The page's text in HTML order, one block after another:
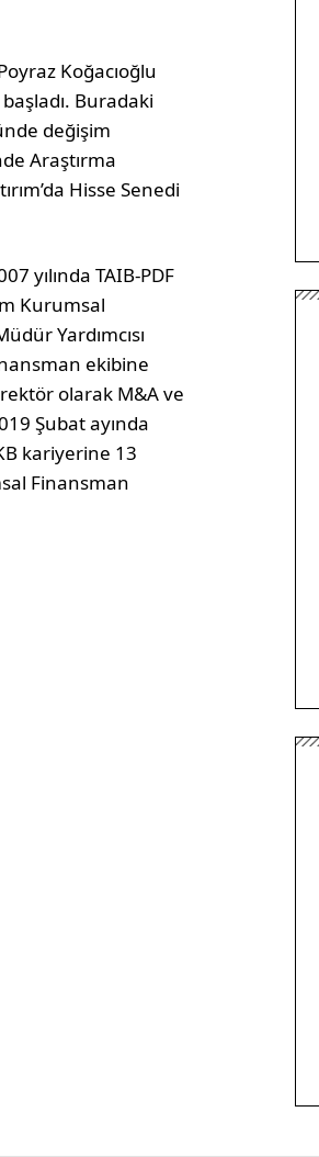
Koğacıoğlu
Buradaki
değişim
Araştırma
Hisse Senedi
yılında TAIB-PDF
Kurumsal
Yardımcısı
ekibine
olarak M&A ve
Şubat ayında
kariyerine 13
Finansman